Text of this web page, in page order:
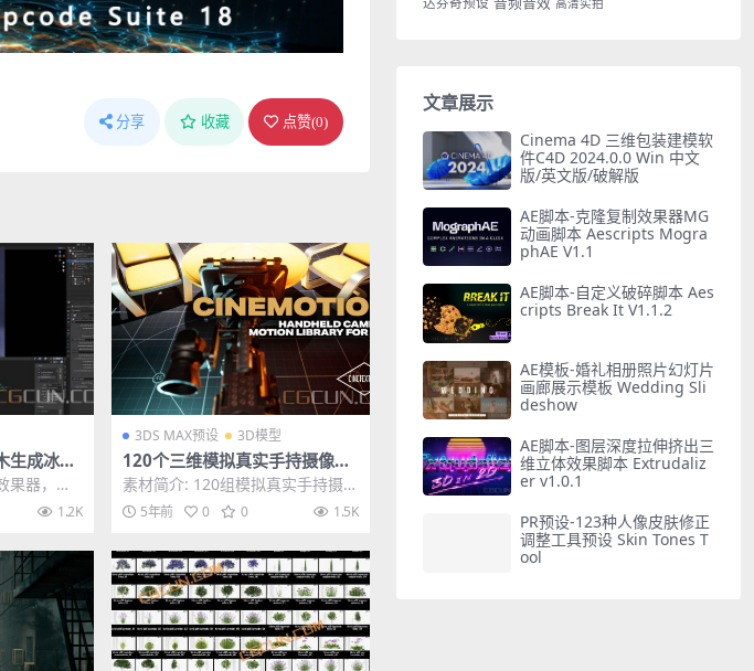
分享 收藏 点赞(0)
生成冰霜
格式
果器，分
、结冰效
1.2K
3DS MAX预设 3D模型
120个三维模拟真实手持摄像机
抖动晃动效果预设 文件格式fb
x/abc/clip
素材简介: 120组模拟真实手持摄像
机抖动摇晃效果预设，支持大部分
三维软件，比如...
5年前 0 0 1.5K
文章展示
Cinema 4D 三维包装建模软
件C4D 2024.0.0 Win 中文
版/英文版/破解版
AE脚本-克隆复制效果器MG
动画脚本 Aescripts Mogra
phAE V1.1
AE脚本-自定义破碎脚本 Aes
cripts Break It V1.1.2
AE模板-婚礼相册照片幻灯片
画廊展示模板 Wedding Sli
deshow
AE脚本-图层深度拉伸挤出三
维立体效果脚本 Extrudaliz
er v1.0.1
PR预设-123种人像皮肤修正
调整工具预设 Skin Tones T
ool